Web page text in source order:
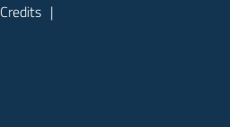
Credits